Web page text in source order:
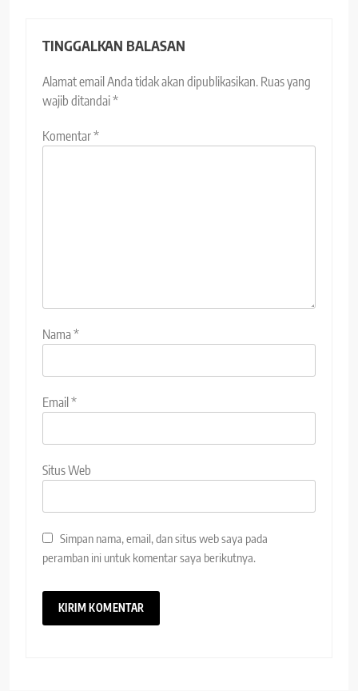
TINGGALKAN BALASAN
Alamat email Anda tidak akan dipublikasikan. Ruas yang
wajib ditandai*
Komentar*
Nama*
Email*
Situs Web
Simpan nama, email, dan situs web saya pada
peramban ini untuk komentar saya berikutnya.